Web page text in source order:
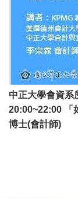
中正大學會資系
20:00~22:00 「
博士(會計師)